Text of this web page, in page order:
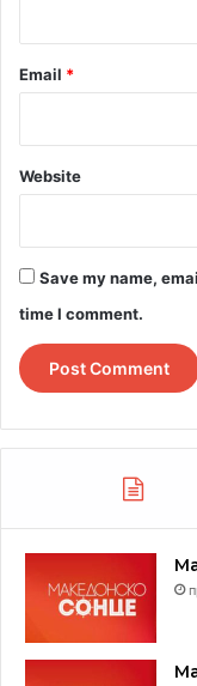
Email *
Website
Save my name,
time I comment.